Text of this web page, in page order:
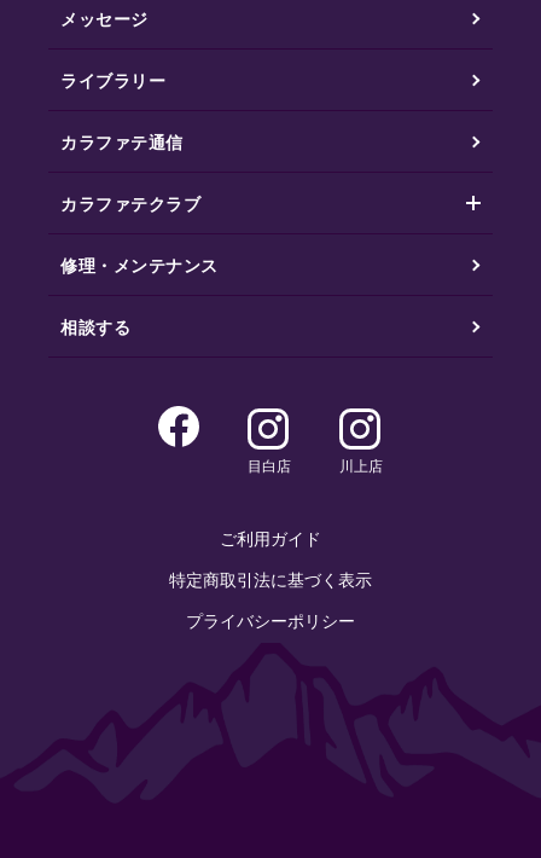
メッセージ
ライブラリー
カラファテ通信
カラファテクラブ
修理・メンテナンス
相談する
目白店 川上店
ご利用ガイド
特定商取引法に基づく表示
プライバシーポリシー